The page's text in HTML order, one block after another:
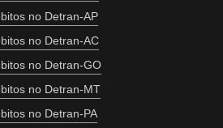
no Detran-AP
no Detran-AC
no Detran-GO
no Detran-MT
no Detran-PA